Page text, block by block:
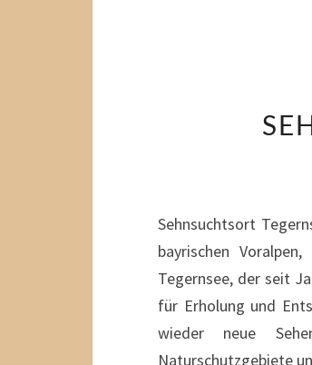
Sehnsuchtsort
bayrischen
Tegernsee, der seit
für Erholung und
wieder neue
Naturschutzgebiete